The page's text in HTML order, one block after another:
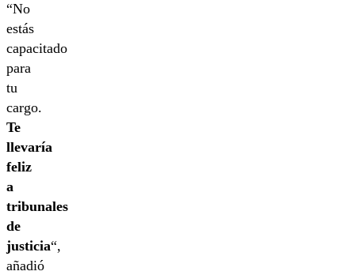
“No
estás
capacitado
para
tu
cargo.
Te
llevaría
feliz
a
tribunales
de
justicia“,
añadió